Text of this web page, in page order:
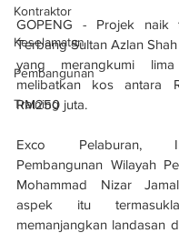
Kontraktor
Keselamatan
Pembangunan
Training
GOPENG - Projek naik
Terbang Sultan Azlan
yang merangkumi
melibatkan kos antara
RM250 juta.
Exco Pelaburan,
Pembangunan Wilayah
Mohammad Nizar
aspek itu
memanjangkan landasan